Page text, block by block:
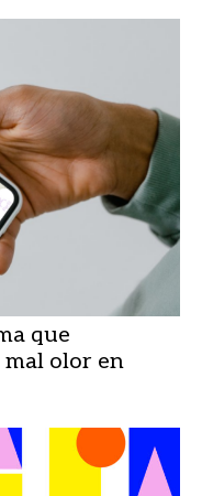
que
olor en